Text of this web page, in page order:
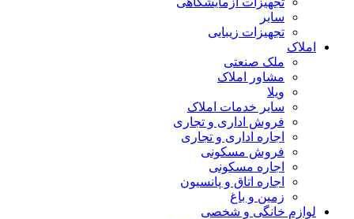
سایر
تجهیزات زیبایی
املاک
ملک صنعتی
مشاور املاک
ویلا
سایر خدمات املاک
فروش اداری و تجاری
اجاره اداری و تجاری
فروش مسکونی
اجاره مسکونی
اجاره اتاق و پانسیون
زمین و باغ
لوازم خانگی و شخصی